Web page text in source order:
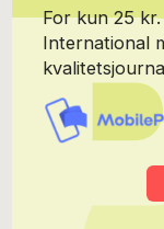
For kun 25 kr.
International